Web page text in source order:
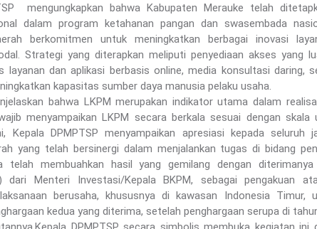
mengungkapkan bahwa Kabupaten Merauke telah
dalam program ketahanan pangan dan swasembada
berkomitmen untuk meningkatkan berbagai inovasi
Strategi yang diterapkan meliputi penyediaan akses yang
layanan dan aplikasi berbasis online, media konsultasi daring,
kapasitas sumber daya manusia pelaku usaha.
bahwa LKPM merupakan indikator utama dalam
menyampaikan LKPM secara berkala sesuai dengan skala
Kepala DPMPTSP menyampaikan apresiasi kepada seluruh
yang telah bersinergi dalam menjalankan tugas di bidang
telah membuahkan hasil yang gemilang dengan diterimanya
dari Menteri Investasi/Kepala BKPM, sebagai pengakuan
berusaha, khususnya di kawasan Indonesia Timur,
kedua yang diterima, setelah penghargaan serupa di